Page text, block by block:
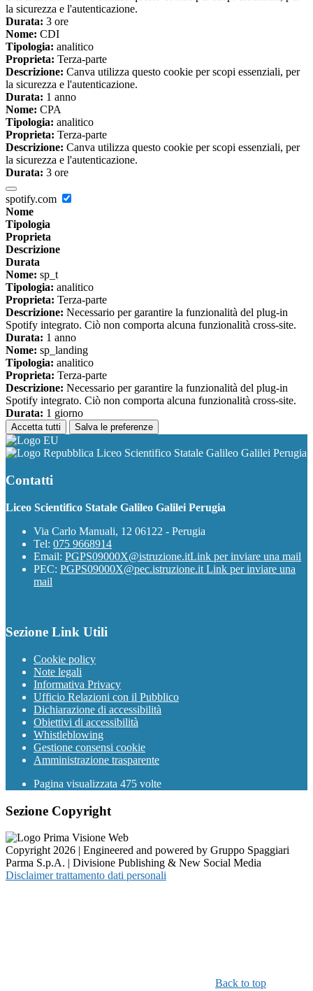
la sicurezza e l'autenticazione.
Durata: 3 ore
Nome: CDI
Tipologia: analitico
Proprieta: Terza-parte
Descrizione: Canva utilizza questo cookie per scopi essenziali, per
la sicurezza e l'autenticazione.
Durata: 1 anno
Nome: CPA
Tipologia: analitico
Proprieta: Terza-parte
Descrizione: Canva utilizza questo cookie per scopi essenziali, per
la sicurezza e l'autenticazione.
Durata: 3 ore
spotify.com
Nome
Tipologia
Proprieta
Descrizione
Durata
Nome: sp_t
Tipologia: analitico
Proprieta: Terza-parte
Descrizione: Necessario per garantire la funzionalità del plug-in
Spotify integrato. Ciò non comporta alcuna funzionalità cross-site.
Durata: 1 anno
Nome: sp_landing
Tipologia: analitico
Proprieta: Terza-parte
Descrizione: Necessario per garantire la funzionalità del plug-in
Spotify integrato. Ciò non comporta alcuna funzionalità cross-site.
Durata: 1 giorno
Accetta tutti Salva le preferenze
Liceo Scientifico Statale Galileo Galilei Perugia
Contatti
Liceo Scientifico Statale Galileo Galilei Perugia
Via Carlo Manuali, 12 06122 - Perugia
Tel: 075 9668914
Email: PGPS09000X@istruzione.itLink per inviare una mail
PEC: PGPS09000X@pec.istruzione.it Link per inviare una
mail
Sezione Link Utili
Cookie policy
Note legali
Informativa Privacy
Ufficio Relazioni con il Pubblico
Dichiarazione di accessibilità
Obiettivi di accessibilità
Whistleblowing
Gestione consensi cookie
Amministrazione trasparente
Pagina visualizzata 475 volte
Sezione Copyright
Copyright 2026 | Engineered and powered by Gruppo Spaggiari
Parma S.p.A. | Divisione Publishing & New Social Media
Disclaimer trattamento dati personali
Back to top